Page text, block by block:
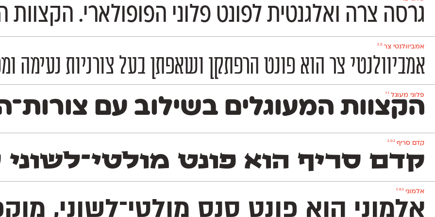
גרסה צרה ואלגנטית לפונט פלוני הפופולארי.
אמביוולנטי צר2.0
אמביוולנטי צר הוא פונט הרפתקן ושאפתן בעל צורניות נעימה
פלוני מעוגל 1.1
הקצוות המעוגלים בשילוב עם
קדם סריף2.0.2
קדם סריף הוא פונט מולטי־לשוני
אלמוני5.0.2
אלמוני הוא פונט סנס מולטי־לשוני,